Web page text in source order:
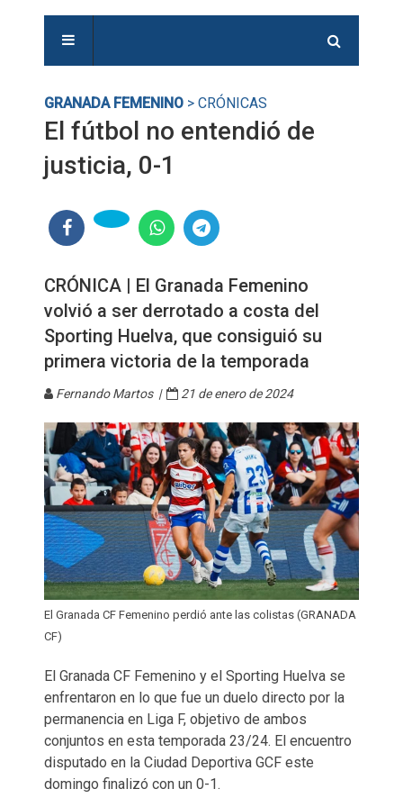
GRANADA FEMENINO > CRÓNICAS
El fútbol no entendió de
justicia, 0-1
CRÓNICA | El Granada Femenino
volvió a ser derrotado a costa del
Sporting Huelva, que consiguió su
primera victoria de la temporada
Fernando Martos | 21 de enero de 2024
El Granada CF Femenino perdió ante las colistas (GRANADA
CF)
El Granada CF Femenino y el Sporting Huelva se
enfrentaron en lo que fue un duelo directo por la
permanencia en Liga F, objetivo de ambos
conjuntos en esta temporada 23/24. El encuentro
disputado en la Ciudad Deportiva GCF este
domingo finalizó con un 0-1.